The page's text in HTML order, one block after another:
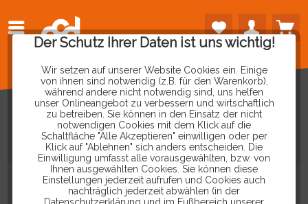
Der Schutz Ihrer Daten ist uns wichtig!
Wir setzen auf unserer Website Cookies ein. Einige
von ihnen sind notwendig (z.B. für den Warenkorb),
während andere nicht notwendig sind, uns helfen
unser Onlineangebot zu verbessern und wirtschaftlich
zu betreiben. Sie können in den Einsatz der nicht
notwendigen Cookies mit dem Klick auf die
Schaltfläche "Alle Akzeptieren" einwilligen oder per
Klick auf "Ablehnen" sich anders entscheiden. Die
Einwilligung umfasst alle vorausgewählten, bzw. von
Ihnen ausgewählten Cookies. Sie können diese
Einstellungen jederzeit aufrufen und Cookies auch
nachträglich jederzeit abwählen (in der
DR. CHARGE 50